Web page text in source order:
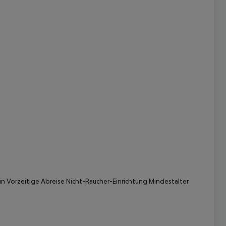
Vorzeitige Abreise Nicht-Raucher-Einrichtung Mindestalter